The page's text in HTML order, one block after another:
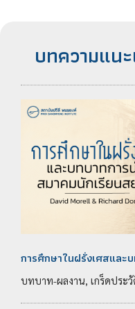
บทความแน
การศึกษาในฝรั่งเศสและ
บทบาท-ผลงาน, เกร็ดประ